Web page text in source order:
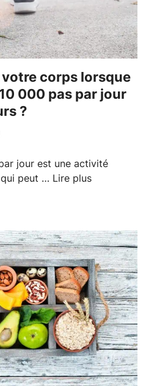
000 pas par jour
?
jour est une activité
peut … Lire plus